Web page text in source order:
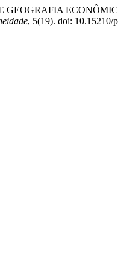
GEOGRAFIA
, 5(19). doi: 10.15210/